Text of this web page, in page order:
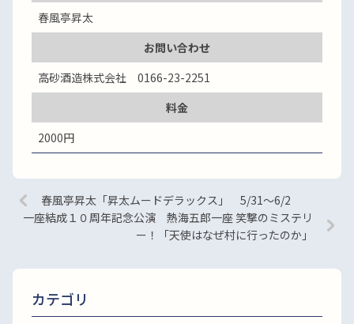
春風亭昇太
お問い合わせ
高砂酒造株式会社 0166-23-2251
料金
2000円
春風亭昇太「昇太ムードデラックス」 5/31～6/2
一座結成１０周年記念公演 熱海五郎一座 笑撃のミステリ
ー！「天使はなぜ村に行ったのか」
カテゴリ